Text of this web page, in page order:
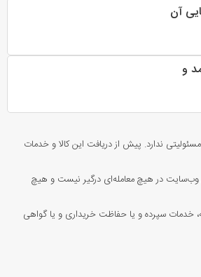
آن
و
ندارد. پیش از دریافت این کالا و خدمات
وب‌سایت در هیچ معامله‌ای درگیر نیست و هیچ
خدمات سپرده و یا حفاظت خریداری و یا گواهی